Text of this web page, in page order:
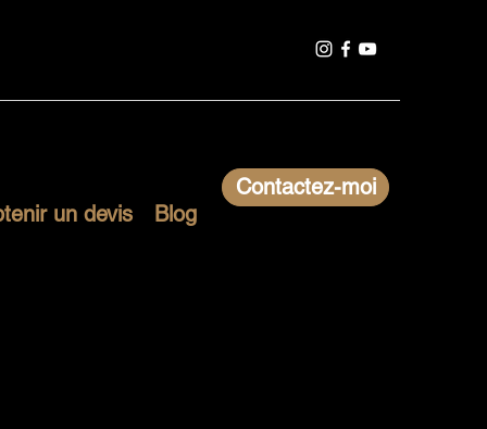
un devis Blog
Contactez-moi